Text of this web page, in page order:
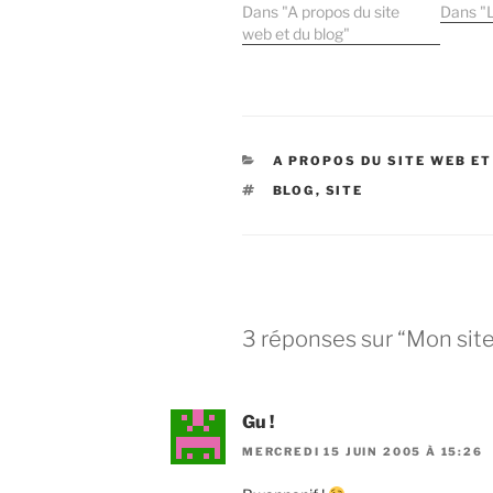
l'ensemble que formera
mon prochain site web
(www.benoitcatherineau.
info). Mais…
Dans "A propos du site
web et du blog"
Dans
CATÉGORIES
A PROPOS DU SITE WEB ET
ÉTIQUETTES
BLOG , SITE
3 réponses sur “Mon
Gu !
MERCREDI 15 JUIN 2005 À 15:26